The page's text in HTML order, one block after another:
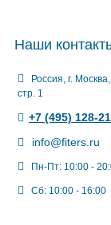
Наши
Россия, г.
стр. 1
+7 (495) 128-
info@fiters.ru
Пн-Пт: 10:00 -
Сб: 10:00 - 16:00